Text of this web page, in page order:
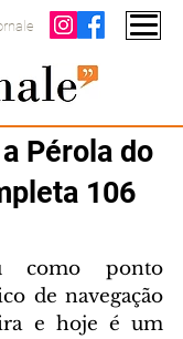
Pérola do
106
como ponto
de navegação
e hoje é um